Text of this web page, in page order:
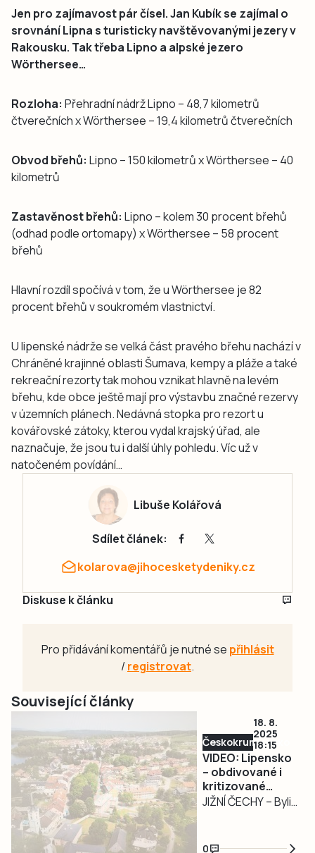
Jen pro zajímavost pár čísel. Jan Kubík se zajímal o
srovnání Lipna s turisticky navštěvovanými jezery v
Rakousku. Tak třeba Lipno a alpské jezero
Wörthersee…
Rozloha: Přehradní nádrž Lipno – 48,7 kilometrů
čtverečních x Wörthersee – 19,4 kilometrů čtverečních
Obvod břehů: Lipno – 150 kilometrů x Wörthersee – 40
kilometrů
Zastavěnost břehů: Lipno – kolem 30 procent břehů
(odhad podle ortomapy) x Wörthersee – 58 procent
břehů
Hlavní rozdíl spočívá v tom, že u Wörthersee je 82
procent břehů v soukromém vlastnictví.
U lipenské nádrže se velká část pravého břehu nachází v
Chráněné krajinné oblasti Šumava, kempy a pláže a také
rekreační rezorty tak mohou vznikat hlavně na levém
břehu, kde obce ještě mají pro výstavbu značné rezervy
v územních plánech. Nedávná stopka pro rezort u
kovářovské zátoky, kterou vydal krajský úřad, ale
naznačuje, že jsou tu i další úhly pohledu. Víc už v
natočeném povídání…
Libuše Kolářová
Sdílet článek:
kolarova@jihocesketydeniky.cz
Diskuse k článku
Pro přidávání komentářů je nutné se přihlásit
/registrovat.
Související články
Českokrumlovsko
18. 8.
2025
18:15
VIDEO: Lipensko
– obdivované i
kritizované…
JIŽNÍ ČECHY – Byli
0